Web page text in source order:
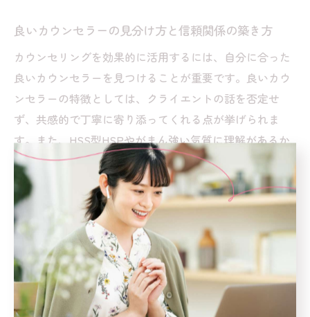
良いカウンセラーの見分け方と信頼関係の築き方
カウンセリングを効果的に活用するには、自分に合った
良いカウンセラーを見つけることが重要です。良いカウ
ンセラーの特徴としては、クライエントの話を否定せ
ず、共感的で丁寧に寄り添ってくれる点が挙げられま
す。また、HSS型HSPやがまん強い気質に理解があるか
どうかも大きなポイントです。
信頼関係を築くためには、初回相談時に「自分の悩みや
不安を率直に伝える」「カウンセラーの対応や態度が心
地よいかを観察する」ことが大切です。もし違和感があ
れば、無理に継続せず他の専門家を検討するのも一つの
方法です。
また、口コミや専門分野の確認も有効です。良いカウン